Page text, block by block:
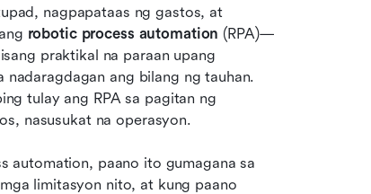
nagpapataas ng gastos, at
robotic process automation (RPA)—
praktikal na paraan upang
ang bilang ng tauhan.
tulay ang RPA sa pagitan ng
nasusukat na operasyon.
automation, paano ito gumagana sa
limitasyon nito, at kung paano